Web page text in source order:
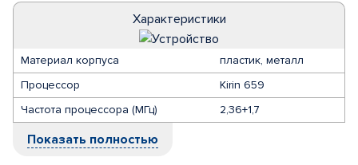
Характеристики
Материал корпуса
пластик, металл
Процессор
Kirin 659
Частота процессора (МГц)
2,36+1,7
Показать полностью